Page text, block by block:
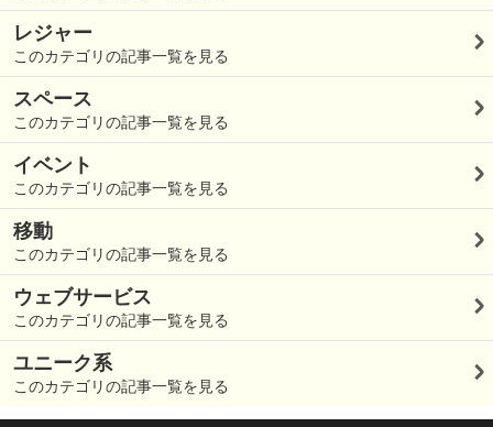
レジャー
このカテゴリの記事一覧を見る
スペース
このカテゴリの記事一覧を見る
イベント
このカテゴリの記事一覧を見る
移動
このカテゴリの記事一覧を見る
ウェブサービス
このカテゴリの記事一覧を見る
ユニーク系
このカテゴリの記事一覧を見る